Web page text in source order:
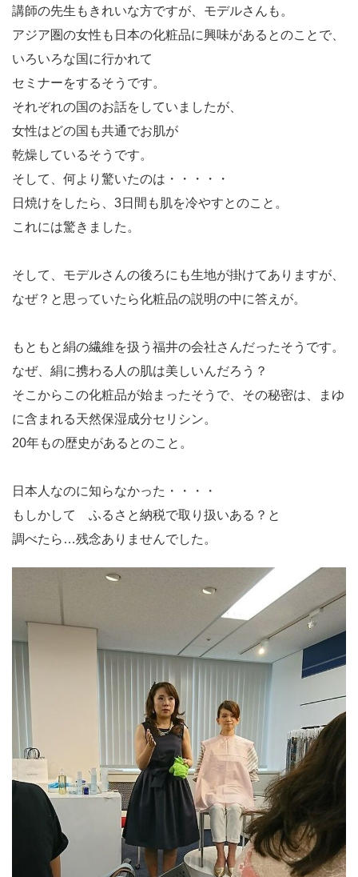
講師の先生もきれいな方ですが、モデルさんも。
アジア圏の女性も日本の化粧品に興味があるとのことで、
いろいろな国に行かれて
セミナーをするそうです。
それぞれの国のお話をしていましたが、
女性はどの国も共通でお肌が
乾燥しているそうです。
そして、何より驚いたのは・・・・・
日焼けをしたら、3日間も肌を冷やすとのこと。
これには驚きました。
そして、モデルさんの後ろにも生地が掛けてありますが、
なぜ？と思っていたら化粧品の説明の中に答えが。
もともと絹の繊維を扱う福井の会社さんだったそうです。
なぜ、絹に携わる人の肌は美しいんだろう？
そこからこの化粧品が始まったそうで、その秘密は、まゆ
に含まれる天然保湿成分セリシン。
20年もの歴史があるとのこと。
日本人なのに知らなかった・・・・
もしかして ふるさと納税で取り扱いある？と
調べたら…残念ありませんでした。